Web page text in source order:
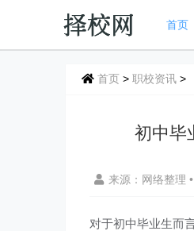
首页
首页 > 职校资讯 >
初中毕
来源：网络整理 •
对于初中毕业生而